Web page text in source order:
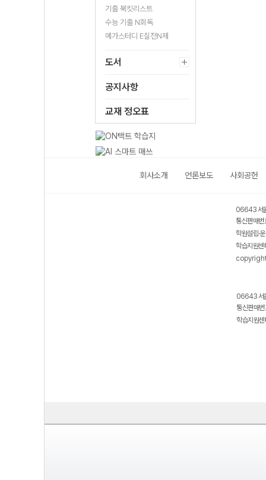
기출 북킷리스트
수능 기출 N회독
메가스터디 E실전N제
도서
공지사항
교재 정오표
회사소개 언론보도 사회공헌
06643 서
통신판매
학원설립·
학습지원
06643 서
통신판매
학습지원